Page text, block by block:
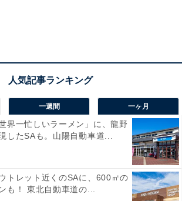
る
一週間 一ヶ月
界一忙しいラーメン」に、龍野
したSAも。山陽自動車道...
トレット近くのSAに、600㎡の
も！ 東北自動車道の...